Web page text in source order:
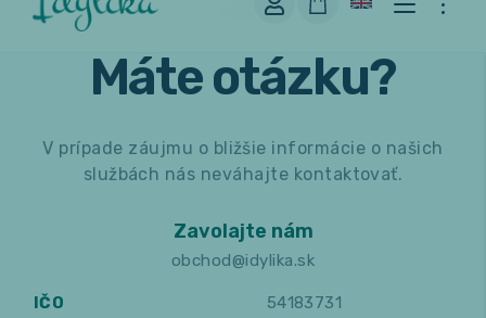
Vhodná na espresso
Vhodná na filter
Balené čaje
Kontakt
Máte otázku?
V prípade záujmu o bližšie informácie o našich
službách nás neváhajte kontaktovať.
Zavolajte nám
obchod@idylika.sk
IČO
54183731